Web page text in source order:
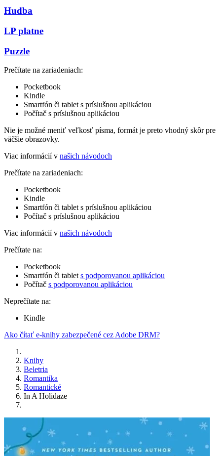
Hudba
LP platne
Puzzle
Prečítate na zariadeniach:
Pocketbook
Kindle
Smartfón či tablet s príslušnou aplikáciou
Počítač s príslušnou aplikáciou
Nie je možné meniť veľkosť písma, formát je preto vhodný skôr pre
väčšie obrazovky.
Viac informácií v našich návodoch
Prečítate na zariadeniach:
Pocketbook
Kindle
Smartfón či tablet s príslušnou aplikáciou
Počítač s príslušnou aplikáciou
Viac informácií v našich návodoch
Prečítate na:
Pocketbook
Smartfón či tablet s podporovanou aplikáciou
Počítač s podporovanou aplikáciou
Neprečítate na:
Kindle
Ako čítať e-knihy zabezpečené cez Adobe DRM?
Knihy
Beletria
Romantika
Romantické
In A Holidaze